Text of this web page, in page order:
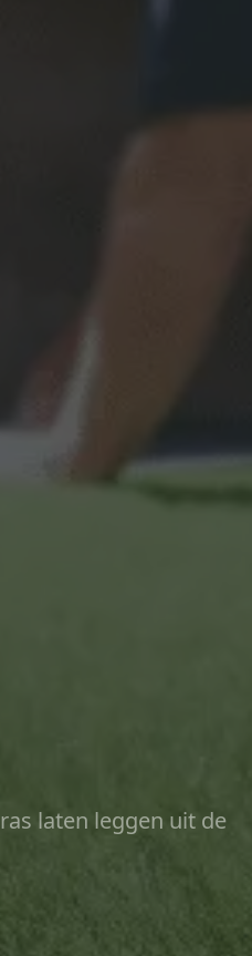
laten leggen uit de